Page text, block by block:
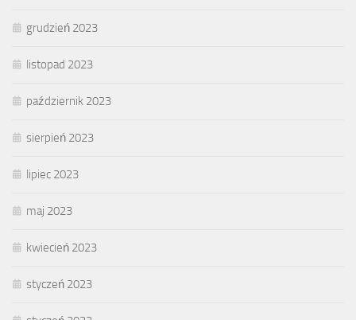
grudzień 2023
listopad 2023
październik 2023
sierpień 2023
lipiec 2023
maj 2023
kwiecień 2023
styczeń 2023